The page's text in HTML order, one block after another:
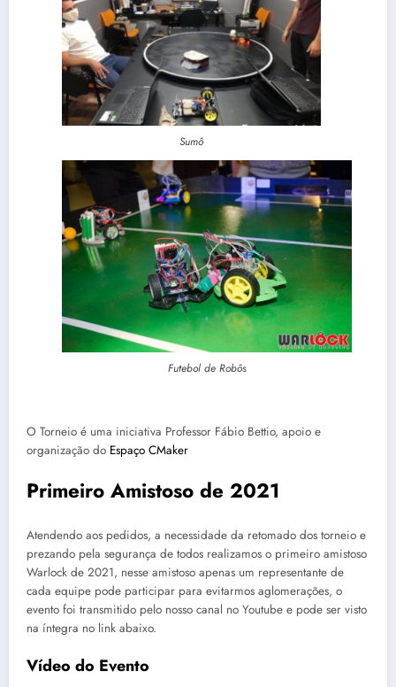
Sumô
Futebol de Robôs
O Torneio é uma iniciativa Professor Fábio Bettio, apoio e
organização do Espaço CMaker
Primeiro Amistoso de 2021
Atendendo aos pedidos, a necessidade da retomado dos torneio e
prezando pela segurança de todos realizamos o primeiro amistoso
Warlock de 2021, nesse amistoso apenas um representante de
cada equipe pode participar para evitarmos aglomerações, o
evento foi transmitido pelo nosso canal no Youtube e pode ser visto
na íntegra no link abaixo.
Vídeo do Evento